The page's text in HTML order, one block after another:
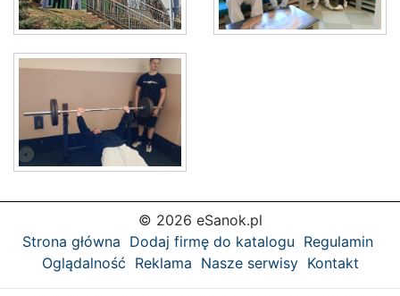
© 2026 eSanok.pl
Strona główna Dodaj firmę do katalogu Regulamin
Oglądalność Reklama Nasze serwisy Kontakt